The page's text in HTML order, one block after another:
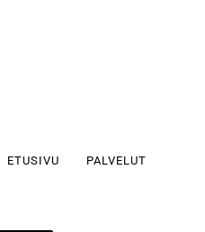
ETUSIVU PALVELUT